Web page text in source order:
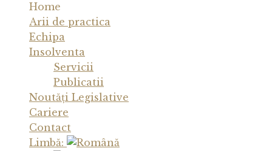
Home
Arii de practica
Echipa
Insolventa
Servicii
Publicatii
Noutăţi Legislative
Cariere
Contact
Limbă: